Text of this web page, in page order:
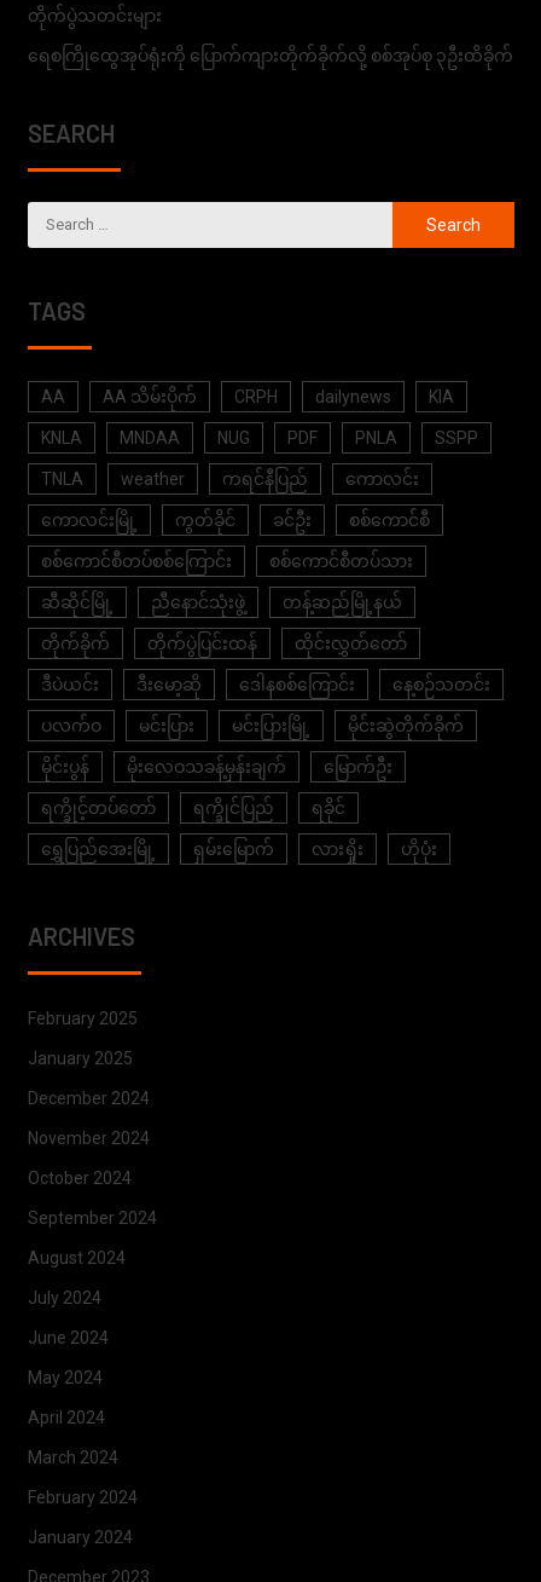
တိုက်ပွဲသတင်းများ
ရေစကြိုထွေအုပ်ရုံးကို ပြောက်ကျားတိုက်ခိုက်လို့ စစ်အုပ်စု ၃ဦးထိခိုက်
SEARCH
TAGS
AA AA သိမ်းပိုက် CRPH dailynews KIA
KNLA MNDAA NUG PDF PNLA SSPP
TNLA weather ကရင်နီပြည် ကောလင်း
ကောလင်းမြို့ ကွတ်ခိုင် ခင်ဦး စစ်ကောင်စီ
စစ်ကောင်စီတပ်စစ်ကြောင်း စစ်ကောင်စီတပ်သား
ဆီဆိုင်မြို့ ညီနောင်သုံးဖွဲ့ တန့်ဆည်မြို့နယ်
တိုက်ခိုက် တိုက်ပွဲပြင်းထန် ထိုင်းလွှတ်တော်
ဒီပဲယင်း ဒီးမော့ဆို ဒေါနစစ်ကြောင်း နေ့စဉ်သတင်း
ပလက်ဝ မင်းပြား မင်းပြားမြို့ မိုင်းဆွဲတိုက်ခိုက်
မိုင်းပွန် မိုးလေဝသခန့်မှန်းချက် မြောက်ဦး
ရက္ခိုင့်တပ်တော် ရက္ခိုင်ပြည် ရခိုင်
ရွှေပြည်အေးမြို့ ရှမ်းမြောက် လားရှိုး ဟိုပုံး
ARCHIVES
February 2025
January 2025
December 2024
November 2024
October 2024
September 2024
August 2024
July 2024
June 2024
May 2024
April 2024
March 2024
February 2024
January 2024
December 2023